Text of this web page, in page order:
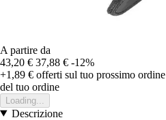
A partire da
43,20 € 37,88 € -12%
+1,89 € offerti sul tuo prossimo ordine
del tuo ordine
Loading...
Descrizione